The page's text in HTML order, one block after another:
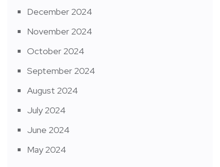
December 2024
November 2024
October 2024
September 2024
August 2024
July 2024
June 2024
May 2024